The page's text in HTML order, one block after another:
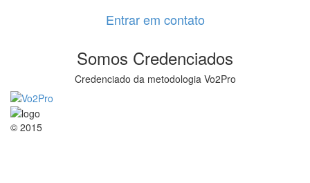
Entrar em contato
Somos Credenciados
Credenciado da metodologia Vo2Pro
© 2015